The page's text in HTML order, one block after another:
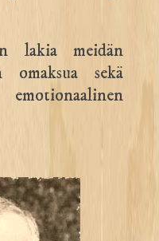
lakia meidän
omaksua sekä